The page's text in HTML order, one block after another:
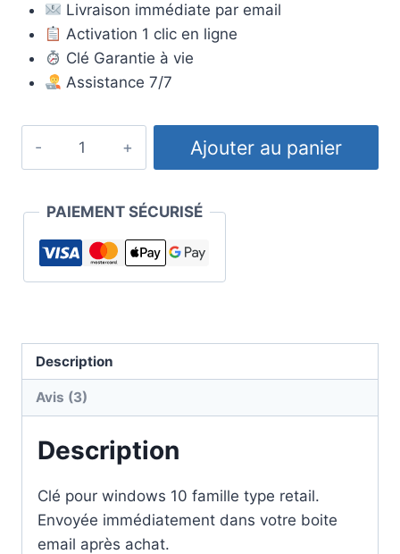
initial
était :
229,00€.
actuel
est :
15,90€.
Livraison immédiate par email
Activation 1 clic en ligne
Clé Garantie à vie
Assistance 7/7
Windows
Famille
Ajouter au panier
PAIEMENT SÉCURISÉ
Description
Avis (3)
Description
Clé pour windows 10 famille type retail.
Envoyée immédiatement dans votre boite
email après achat.